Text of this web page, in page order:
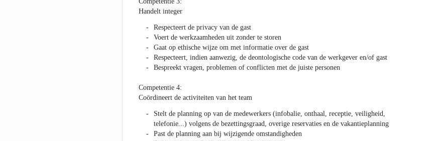
Handelt integer
Respecteert de privacy van de gast
Voert de werkzaamheden uit zonder te storen
Gaat op ethische wijze om met informatie over de gast
Respecteert, indien aanwezig, de deontologische code van de werkgever en/of gast
Bespreekt vragen, problemen of conflicten met de juiste personen
Competentie 4:
Coördineert de activiteiten van het team
Stelt de planning op van de medewerkers (infobalie, onthaal, receptie, veiligheid,
telefonie...) volgens de bezettingsgraad, overige reservaties en de vakantieplanning
Past de planning aan bij wijzigende omstandigheden